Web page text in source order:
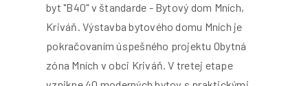
byt "B40" v štandarde - Bytový dom Mních,
Kriváň. Výstavba bytového domu Mních je
pokračovaním úspešného projektu Obytná
zóna Mních v obci Kriváň. V tretej etape